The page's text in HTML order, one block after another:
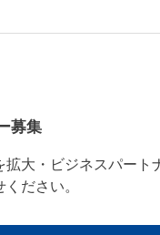
募集
拡大・ビジネスパート
ださい。